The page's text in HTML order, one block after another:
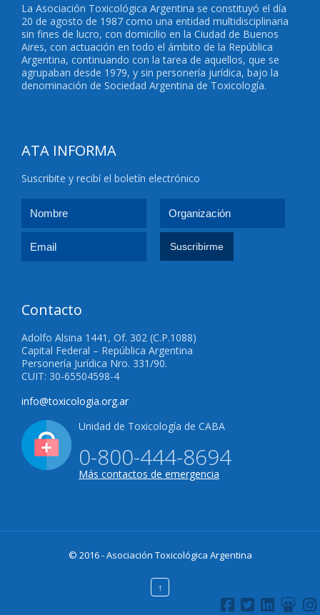
La Asociación Toxicológica Argentina se constituyó el día
20 de agosto de 1987 como una entidad multidisciplinaria
sin fines de lucro, con domicilio en la Ciudad de Buenos
Aires, con actuación en todo el ámbito de la República
Argentina, continuando con la tarea de aquellos, que se
agrupaban desde 1979, y sin personería jurídica, bajo la
denominación de Sociedad Argentina de Toxicología.
ATA INFORMA
Suscribite y recibí el boletín electrónico
Contacto
Adolfo Alsina 1441, Of. 302 (C.P.1088)
Capital Federal – República Argentina
Personería Jurídica Nro. 331/90.
CUIT: 30-65504598-4
info@toxicologia.org.ar
Unidad de Toxicología de CABA
0-800-444-8694
Más contactos de emergencia
© 2016 - Asociación Toxicológica Argentina
↑